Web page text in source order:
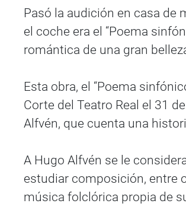
Pasó la audición en casa de
el coche era el “Poema
romántica de una gran
Esta obra, el “Poema
Corte del Teatro Real el 31
Alfvén, que cuenta una
A Hugo Alfvén se le
estudiar composición, entre
música folclórica propia de